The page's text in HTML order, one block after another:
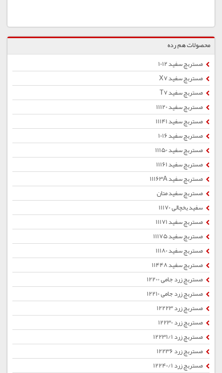
محصولات هم رده
مستربچ سفید 1012
مستربچ سفید X7
مستربچ سفید T7
مستربچ سفید 11120
مستربچ سفید 11141
مستربچ سفید 1016
مستربچ سفید 11150
مستربچ سفید 11161
مستربچ سفید 11163A
مستربچ سفید متان
سفید یخچالی 11170
مستربچ سفید 11171
مستربچ سفید 11175
مستربچ سفید 11180
مستربچ سفید 11448
مستربچ زرد جامی 12200
مستربچ زرد جامی 12210
مستربچ زرد 12223
مستربچ زرد 12230
مستربچ زرد 12231/1
مستربچ زرد 12236
مستربچ زرد 12240/1